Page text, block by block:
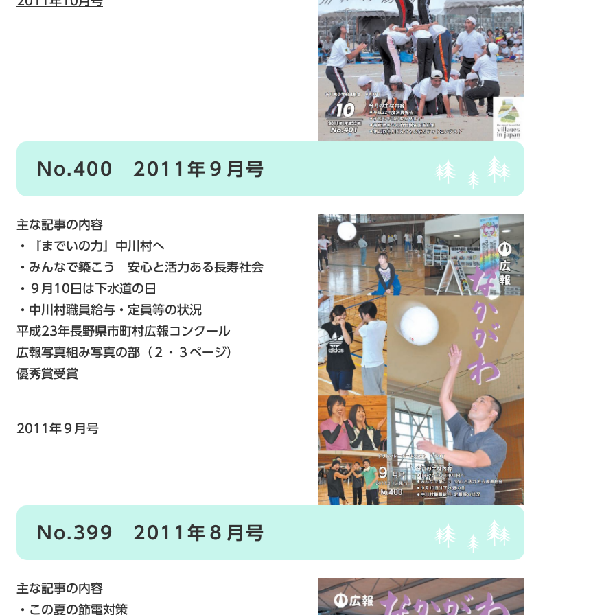
No.400 2011年９月号
主な記事の内容
・『までいの力』中川村へ
・みんなで築こう 安心と活力ある長寿社会
・９月10日は下水道の日
・中川村職員給与・定員等の状況
平成23年長野県市町村広報コンクール
広報写真組み写真の部（２・３ページ）
優秀賞受賞
2011年９月号
No.399 2011年８月号
主な記事の内容
・この夏の節電対策